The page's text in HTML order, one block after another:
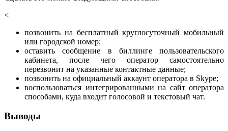
<
позвонить на бесплатный круглосуточный мобильный
или городской номер;
оставить сообщение в биллинге пользовательского
кабинета, после чего оператор самостоятельно
перезвонит на указанные контактные данные;
позвонить на официальный аккаунт оператора в Skype;
воспользоваться интегрированными на сайт оператора
способами, куда входит голосовой и текстовый чат.
Выводы